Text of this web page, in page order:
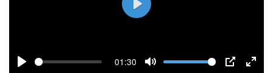
01:30
P